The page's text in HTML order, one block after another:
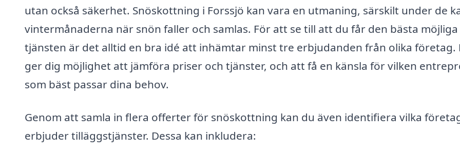
utan också säkerhet. Snöskottning i Forssjö kan vara en utmaning, särskilt under de
vintermånaderna när snön faller och samlas. För att se till att du får den bästa möjliga
tjänsten är det alltid en bra idé att inhämtar minst tre erbjudanden från olika företag.
ger dig möjlighet att jämföra priser och tjänster, och att få en känsla för vilken
som bäst passar dina behov.
Genom att samla in flera offerter för snöskottning kan du även identifiera vilka
erbjuder tilläggstjänster. Dessa kan inkludera: